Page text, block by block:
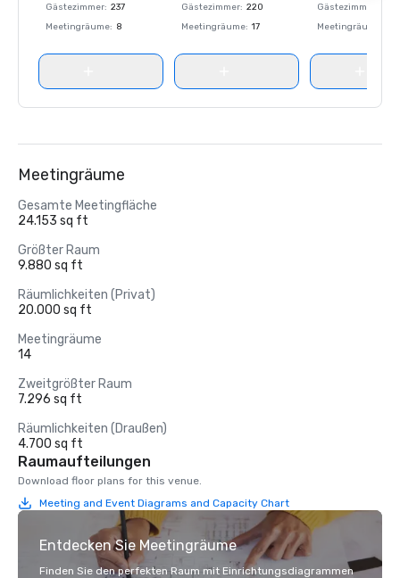
Gästezimmer: 237
Meetingräume: 8
Gästezimmer: 220
Meetingräume: 17
Gästezimmer
Meetingräume
Meetingräume
Gesamte Meetingfläche
24.153 sq ft
Größter Raum
9.880 sq ft
Räumlichkeiten (Privat)
20.000 sq ft
Meetingräume
14
Zweitgrößter Raum
7.296 sq ft
Räumlichkeiten (Draußen)
4.700 sq ft
Raumaufteilungen
Download floor plans for this venue.
Meeting and Event Diagrams and Capacity Chart
Entdecken Sie Meetingräume
Finden Sie den perfekten Raum mit Einrichtungsdiagrammen